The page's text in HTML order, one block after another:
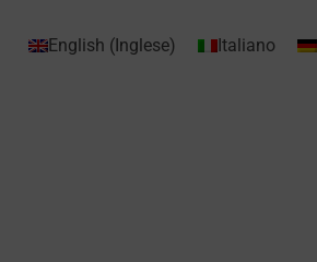
English (Inglese) Italiano